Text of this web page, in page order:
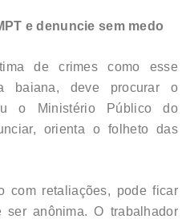
e denuncie sem medo
de crimes como esse
baiana, deve procurar o
o Ministério Público do
orienta o folheto das
com retaliações, pode ficar
anônima. O trabalhador